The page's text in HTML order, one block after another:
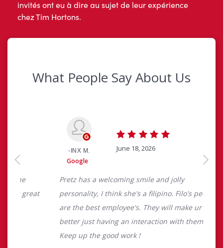
invités ont eu à dire au sujet de leur expérience
chez Tim Hortons.